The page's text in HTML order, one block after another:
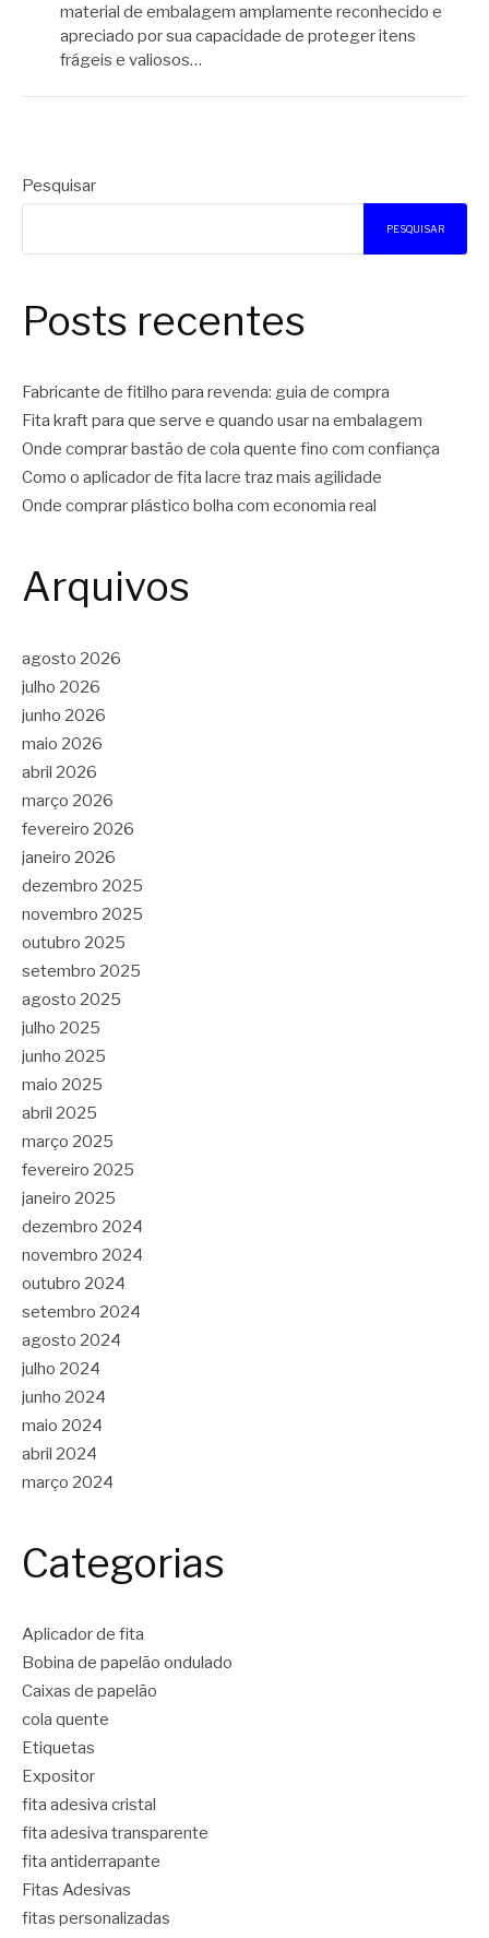
material de embalagem amplamente reconhecido e
apreciado por sua capacidade de proteger itens
frágeis e valiosos…
Pesquisar
PESQUISAR
Posts recentes
Fabricante de fitilho para revenda: guia de compra
Fita kraft para que serve e quando usar na embalagem
Onde comprar bastão de cola quente fino com confiança
Como o aplicador de fita lacre traz mais agilidade
Onde comprar plástico bolha com economia real
Arquivos
agosto 2026
julho 2026
junho 2026
maio 2026
abril 2026
março 2026
fevereiro 2026
janeiro 2026
dezembro 2025
novembro 2025
outubro 2025
setembro 2025
agosto 2025
julho 2025
junho 2025
maio 2025
abril 2025
março 2025
fevereiro 2025
janeiro 2025
dezembro 2024
novembro 2024
outubro 2024
setembro 2024
agosto 2024
julho 2024
junho 2024
maio 2024
abril 2024
março 2024
Categorias
Aplicador de fita
Bobina de papelão ondulado
Caixas de papelão
cola quente
Etiquetas
Expositor
fita adesiva cristal
fita adesiva transparente
fita antiderrapante
Fitas Adesivas
fitas personalizadas